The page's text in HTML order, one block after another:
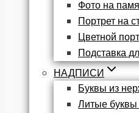
Фото на
Портрет на
Цветной
Подставка
НАДПИСИ
Буквы из
Литые буквы